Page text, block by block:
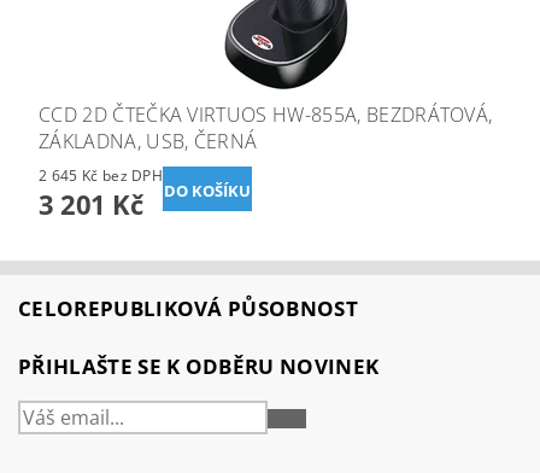
CCD 2D ČTEČKA VIRTUOS HW-855A, BEZDRÁTOVÁ,
ZÁKLADNA, USB, ČERNÁ
2 645 Kč bez DPH
3 201 Kč
CELOREPUBLIKOVÁ PŮSOBNOST
PŘIHLAŠTE SE K ODBĚRU NOVINEK
PŘIHLÁSIT